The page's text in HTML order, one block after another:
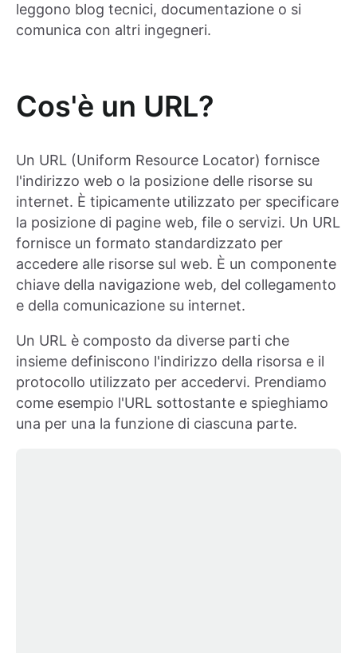
leggono blog tecnici, documentazione o si
comunica con altri ingegneri.
Cos'è un URL?
Un URL (Uniform Resource Locator) fornisce
l'indirizzo web o la posizione delle risorse su
internet. È tipicamente utilizzato per specificare
la posizione di pagine web, file o servizi. Un URL
fornisce un formato standardizzato per
accedere alle risorse sul web. È un componente
chiave della navigazione web, del collegamento
e della comunicazione su internet.
Un URL è composto da diverse parti che
insieme definiscono l'indirizzo della risorsa e il
protocollo utilizzato per accedervi. Prendiamo
come esempio l'URL sottostante e spieghiamo
una per una la funzione di ciascuna parte.